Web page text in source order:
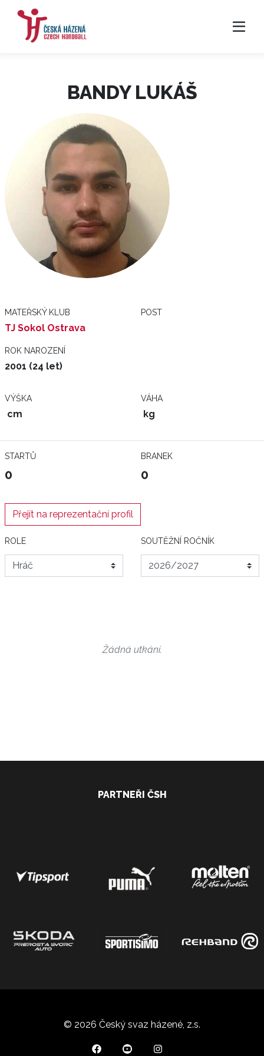
BANDY LUKÁŠ
MATEŘSKÝ KLUB
TJ Sokol Ostrava
POST
ROK NAROZENÍ
2001 (24 let)
VÝŠKA
cm
VÁHA
kg
STARTŮ
0
BRANEK
0
Přejít na reprezentační profil
ROLE SOUTĚŽNÍ ROČNÍK
Žádná utkání.
PARTNEŘI ČSH
© 2026 Český svaz házené, z.s.